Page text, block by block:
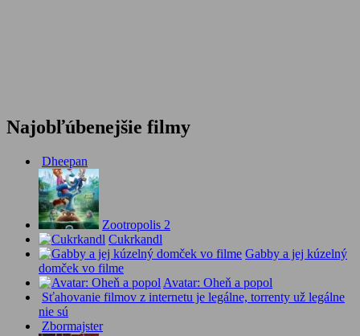
Najobľúbenejšie filmy
Dheepan
Zootropolis 2
Cukrkandl
Gabby a jej kúzelný
domček vo filme
Avatar: Oheň a popol
Sťahovanie filmov z internetu je legálne, torrenty už legálne
nie sú
Zbormajster